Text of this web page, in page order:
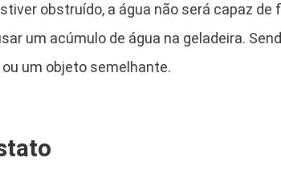
obstruído, a água não será capaz de
um acúmulo de água na geladeira.
um objeto semelhante.